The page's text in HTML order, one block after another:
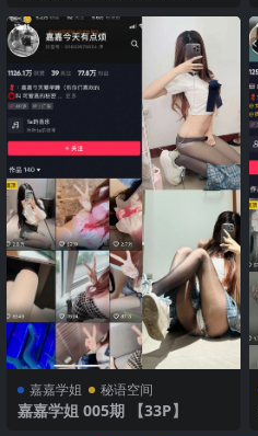
嘉嘉学姐 秘语空间
嘉嘉学姐 005期 【33P】